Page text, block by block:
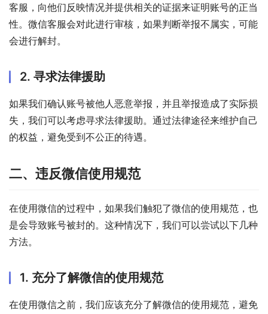
客服，向他们反映情况并提供相关的证据来证明账号的正当
性。微信客服会对此进行审核，如果判断举报不属实，可能
会进行解封。
2. 寻求法律援助
如果我们确认账号被他人恶意举报，并且举报造成了实际损
失，我们可以考虑寻求法律援助。通过法律途径来维护自己
的权益，避免受到不公正的待遇。
二、违反微信使用规范
在使用微信的过程中，如果我们触犯了微信的使用规范，也
是会导致账号被封的。这种情况下，我们可以尝试以下几种
方法。
1. 充分了解微信的使用规范
在使用微信之前，我们应该充分了解微信的使用规范，避免